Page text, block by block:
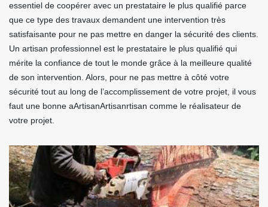
essentiel de coopérer avec un prestataire le plus qualifié parce
que ce type des travaux demandent une intervention très
satisfaisante pour ne pas mettre en danger la sécurité des clients.
Un artisan professionnel est le prestataire le plus qualifié qui
mérite la confiance de tout le monde grâce à la meilleure qualité
de son intervention. Alors, pour ne pas mettre à côté votre
sécurité tout au long de l’accomplissement de votre projet, il vous
faut une bonne aArtisanArtisanrtisan comme le réalisateur de
votre projet.